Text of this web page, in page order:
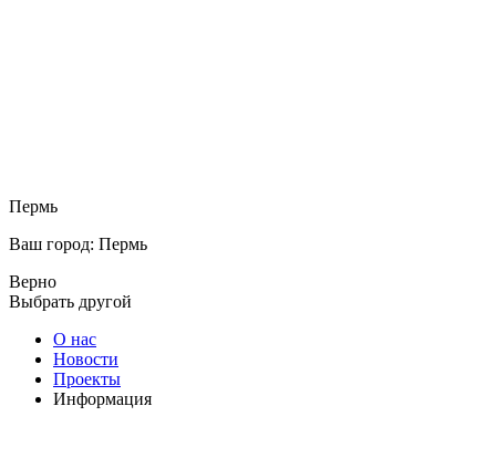
Пермь
Ваш город: Пермь
Верно
Выбрать другой
О нас
Новости
Проекты
Информация